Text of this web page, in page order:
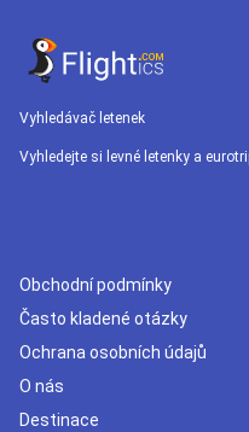
Vyhledávač letenek
Vyhledejte si levné letenky a
Obchodní podmínky
Často kladené otázky
Ochrana osobních údajů
O nás
Destinace